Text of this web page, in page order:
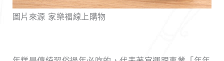
圖片來源 家樂福線上購物